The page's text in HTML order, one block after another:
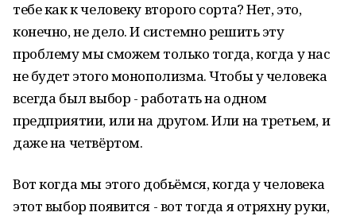
тебе как к человеку второго сорта? Нет, это,
конечно, не дело. И системно решить эту
проблему мы сможем только тогда, когда у нас
не будет этого монополизма. Чтобы у человека
всегда был выбор - работать на одном
предприятии, или на другом. Или на третьем, и
даже на четвёртом.
Вот когда мы этого добьёмся, когда у человека
этот выбор появится - вот тогда я отряхну руки,